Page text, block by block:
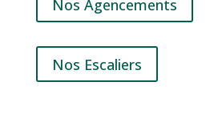
Nos Agencements
Nos Escaliers